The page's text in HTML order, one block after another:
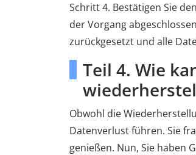
Schritt 4. Bestätigen Sie
der Vorgang
zurückgesetzt und alle
Teil 4. Wie
Obwohl die
Datenverlust führen. Sie
genießen. Nun, Sie haben